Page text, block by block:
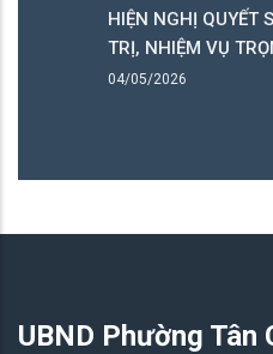
HIỆN NGHỊ QUYẾT SỐ
TRỊ, NHIỆM VỤ TRỌNG
04/05/2026
UBND Phường Tân